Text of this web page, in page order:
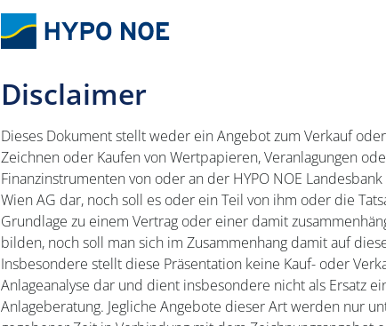
Disclaimer
Dieses Dokument stellt weder ein Angebot zum Verkauf
Zeichnen oder Kaufen von Wertpapieren, Veranlagungen
Finanzinstrumenten von oder an der HYPO NOE
Wien AG dar, noch soll es oder ein Teil von ihm oder die
Grundlage zu einem Vertrag oder einer damit
bilden, noch soll man sich im Zusammenhang damit auf
Insbesondere stellt diese Präsentation keine Kauf- oder
Anlageanalyse dar und dient insbesondere nicht als Ersatz
Anlageberatung. Jegliche Angebote dieser Art werden nur